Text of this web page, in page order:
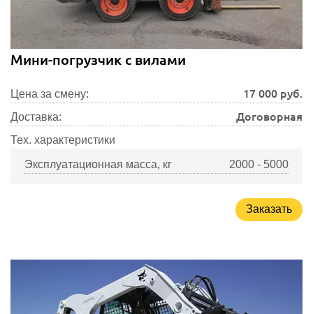
Мини-погрузчик с вилами
Цена за смену: 17 000 руб.
Доставка: Договорная
Тех. характеристики
Эксплуатационная масса, кг 2000 - 5000
Заказать